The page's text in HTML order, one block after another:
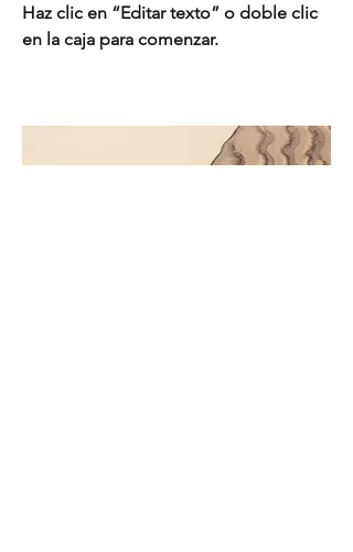
Haz clic en “Editar texto” o doble clic
en la caja para comenzar.